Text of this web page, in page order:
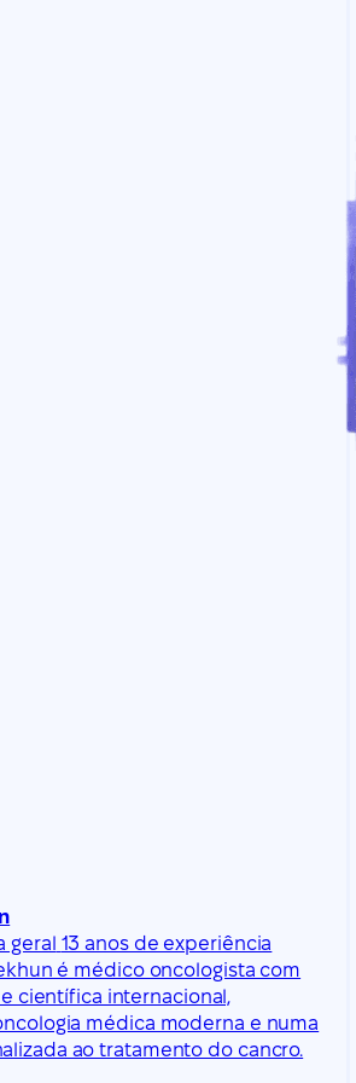
geral 13 anos de experiência
é médico oncologista com
científica internacional,
médica moderna e numa
ao tratamento do cancro.